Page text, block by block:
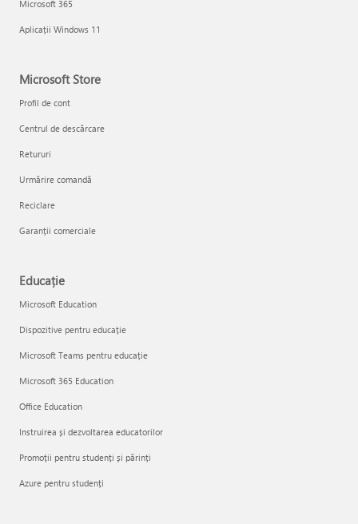
Microsoft 365
Aplicații Windows 11
Microsoft Store
Profil de cont
Centrul de descărcare
Retururi
Urmărire comandă
Reciclare
Garanții comerciale
Educație
Microsoft Education
Dispozitive pentru educație
Microsoft Teams pentru educație
Microsoft 365 Education
Office Education
Instruirea și dezvoltarea educatorilor
Promoții pentru studenți și părinți
Azure pentru studenți